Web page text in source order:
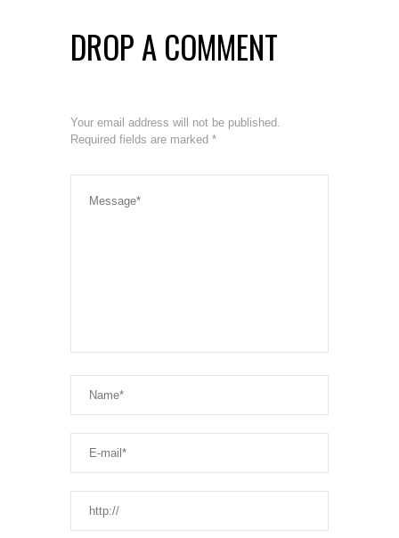
DROP A COMMENT
Your email address will not be published.
Required fields are marked *